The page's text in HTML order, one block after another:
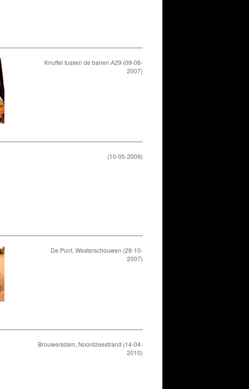
Knuffel tussen de banen A29 (09-08-
2007)
(10-05-2009)
De Punt, Westerschouwen (28-10-
2007)
Brouwersdam, Noordzeestrand (14-04-
2010)